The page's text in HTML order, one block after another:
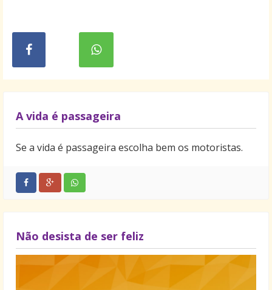
A vida é passageira
Se a vida é passageira escolha bem os motoristas.
Não desista de ser feliz